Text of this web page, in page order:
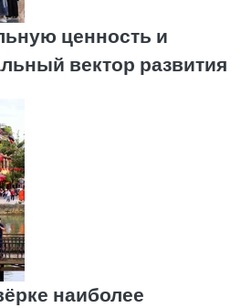
ценность и
вектор развития
наиболее